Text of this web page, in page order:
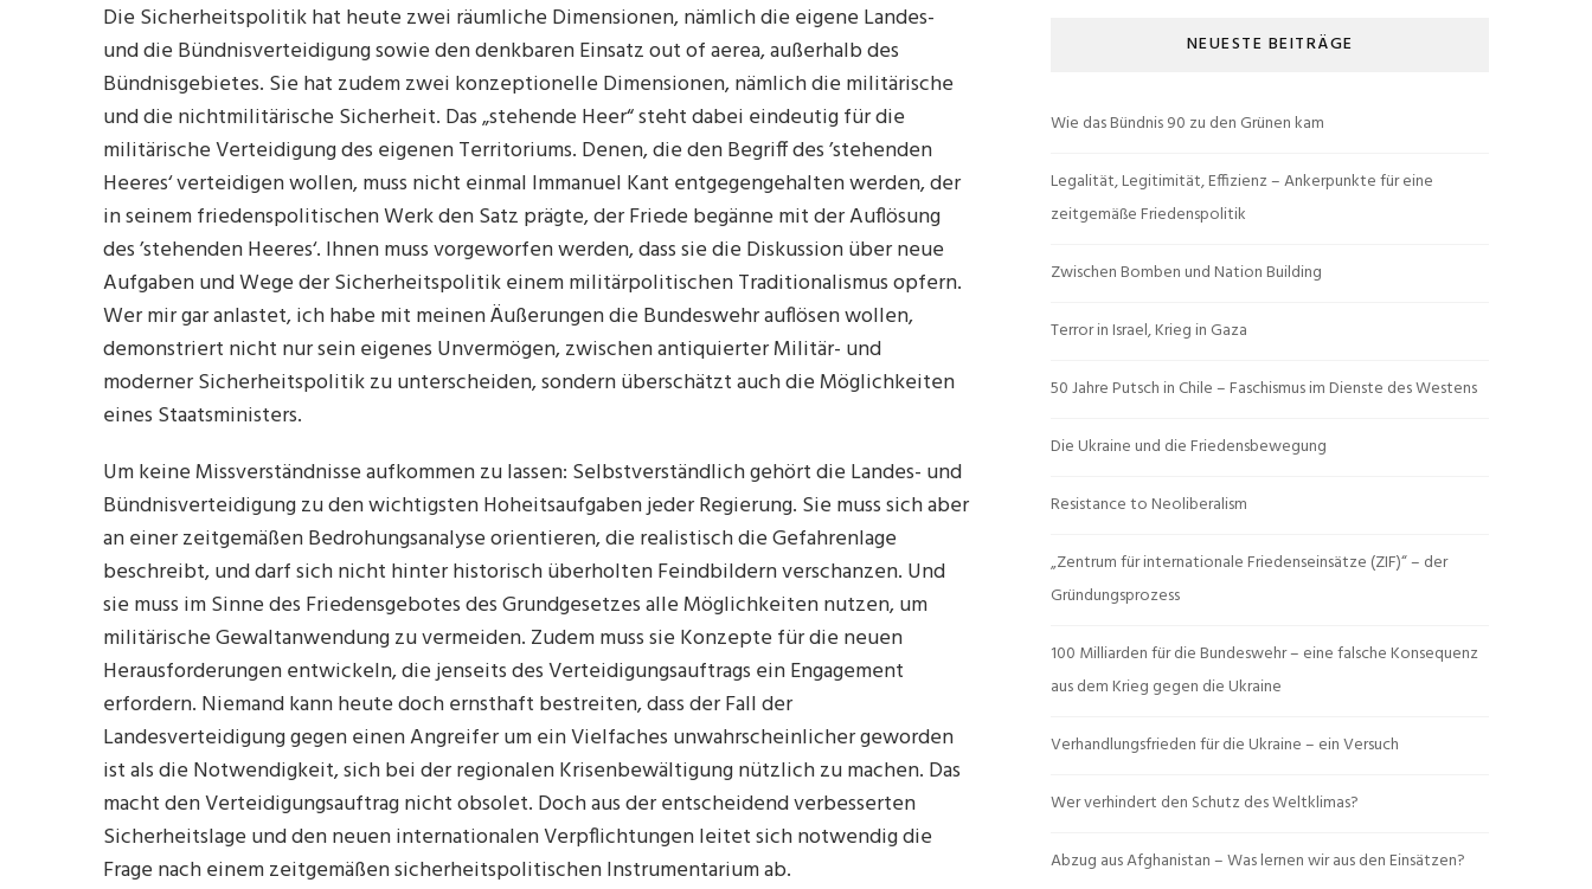
Die Sicherheitspolitik hat heute zwei räumliche Dimensionen, nämlich die eigene Landes-
und die Bündnisverteidigung sowie den denkbaren Einsatz out of aerea, außerhalb des
Bündnisgebietes. Sie hat zudem zwei konzeptionelle Dimensionen, nämlich die militärische
und die nichtmilitärische Sicherheit. Das „stehende Heer“ steht dabei eindeutig für die
militärische Verteidigung des eigenen Territoriums. Denen, die den Begriff des ’stehenden
Heeres‘ verteidigen wollen, muss nicht einmal Immanuel Kant entgegengehalten werden, der
in seinem friedenspolitischen Werk den Satz prägte, der Friede begänne mit der Auflösung
des ’stehenden Heeres‘. Ihnen muss vorgeworfen werden, dass sie die Diskussion über neue
Aufgaben und Wege der Sicherheitspolitik einem militärpolitischen Traditionalismus opfern.
Wer mir gar anlastet, ich habe mit meinen Äußerungen die Bundeswehr auflösen wollen,
demonstriert nicht nur sein eigenes Unvermögen, zwischen antiquierter Militär- und
moderner Sicherheitspolitik zu unterscheiden, sondern überschätzt auch die Möglichkeiten
eines Staatsministers.
Um keine Missverständnisse aufkommen zu lassen: Selbstverständlich gehört die Landes- und
Bündnisverteidigung zu den wichtigsten Hoheitsaufgaben jeder Regierung. Sie muss sich aber
an einer zeitgemäßen Bedrohungsanalyse orientieren, die realistisch die Gefahrenlage
beschreibt, und darf sich nicht hinter historisch überholten Feindbildern verschanzen. Und
sie muss im Sinne des Friedensgebotes des Grundgesetzes alle Möglichkeiten nutzen, um
militärische Gewaltanwendung zu vermeiden. Zudem muss sie Konzepte für die neuen
Herausforderungen entwickeln, die jenseits des Verteidigungsauftrags ein Engagement
erfordern. Niemand kann heute doch ernsthaft bestreiten, dass der Fall der
Landesverteidigung gegen einen Angreifer um ein Vielfaches unwahrscheinlicher geworden
ist als die Notwendigkeit, sich bei der regionalen Krisenbewältigung nützlich zu machen. Das
macht den Verteidigungsauftrag nicht obsolet. Doch aus der entscheidend verbesserten
Sicherheitslage und den neuen internationalen Verpflichtungen leitet sich notwendig die
Frage nach einem zeitgemäßen sicherheitspolitischen Instrumentarium ab.
NEUESTE BEITRÄGE
Wie das Bündnis 90 zu den Grünen kam
Legalität, Legitimität, Effizienz – Ankerpunkte für eine
zeitgemäße Friedenspolitik
Zwischen Bomben und Nation Building
Terror in Israel, Krieg in Gaza
50 Jahre Putsch in Chile – Faschismus im Dienste des Westens
Die Ukraine und die Friedensbewegung
Resistance to Neoliberalism
„Zentrum für internationale Friedenseinsätze (ZIF)“ – der
Gründungsprozess
100 Milliarden für die Bundeswehr – eine falsche Konsequenz
aus dem Krieg gegen die Ukraine
Verhandlungsfrieden für die Ukraine – ein Versuch
Wer verhindert den Schutz des Weltklimas?
Abzug aus Afghanistan – Was lernen wir aus den Einsätzen?